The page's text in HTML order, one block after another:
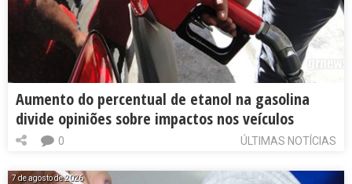
Aumento do percentual de etanol na gasolina
divide opiniões sobre impactos nos veículos
ÚLTIMAS NOTÍCIAS
0
7 de agosto de 2026